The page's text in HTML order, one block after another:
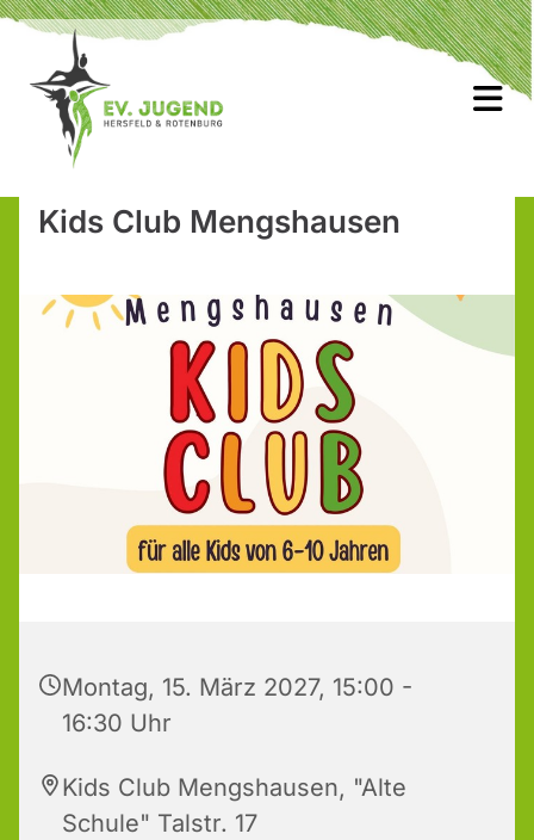
Kids Club Mengshausen
Montag, 15. März 2027, 15:00 -
16:30 Uhr
Kids Club Mengshausen, "Alte
Schule" Talstr. 17